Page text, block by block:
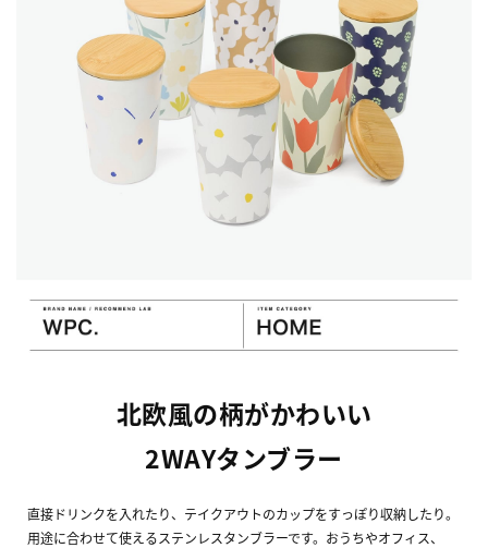
北欧風の柄がかわいい
2WAYタンブラー
直接ドリンクを入れたり、テイクアウトのカップをすっぽり収納したり。
用途に合わせて使えるステンレスタンブラーです。おうちやオフィス、